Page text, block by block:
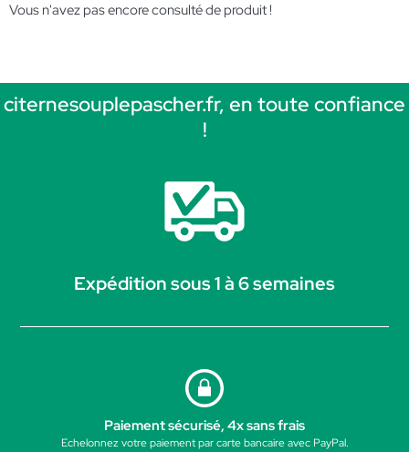
Vous n'avez pas encore consulté de produit !
citernesouplepascher.fr, en toute confiance
!
Expédition sous 1 à 6 semaines
Paiement sécurisé, 4x sans frais
Echelonnez votre paiement par carte bancaire avec PayPal.